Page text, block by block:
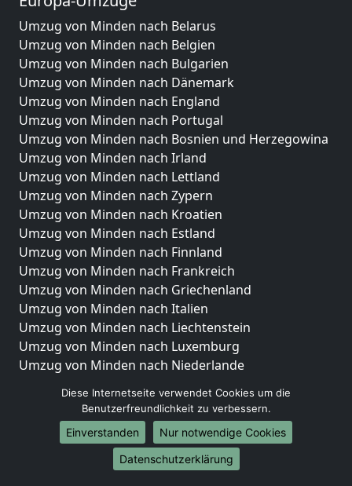
Umzug von Minden nach Belarus
Umzug von Minden nach Belgien
Umzug von Minden nach Bulgarien
Umzug von Minden nach Dänemark
Umzug von Minden nach England
Umzug von Minden nach Portugal
Umzug von Minden nach Bosnien und Herzegowina
Umzug von Minden nach Irland
Umzug von Minden nach Lettland
Umzug von Minden nach Zypern
Umzug von Minden nach Kroatien
Umzug von Minden nach Estland
Umzug von Minden nach Finnland
Umzug von Minden nach Frankreich
Umzug von Minden nach Griechenland
Umzug von Minden nach Italien
Umzug von Minden nach Liechtenstein
Umzug von Minden nach Luxemburg
Umzug von Minden nach Niederlande
Umzüge-Deutschlandweit
Umzug von Minden nach Berlin
Umzug von Minden nach Hamburg
Diese Internetseite verwendet Cookies um die
Benutzerfreundlichkeit zu verbessern.
Einverstanden
Nur notwendige Cookies
Datenschutzerklärung